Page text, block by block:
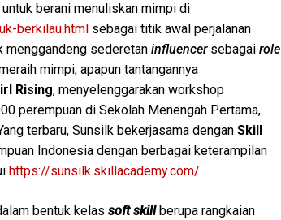
berani menuliskan mimpi di
berkilau.html sebagai titik awal perjalanan
menggandeng sederetan influencersebagai role
mimpi, apapun tantangannya
Rising, menyelenggarakan workshop
perempuan di Sekolah Menengah Pertama,
terbaru, Sunsilk bekerjasama dengan Skill
Indonesia dengan berbagai keterampilan
https://sunsilk.skillacademy.com/.
bentuk kelas soft skillberupa rangkaian